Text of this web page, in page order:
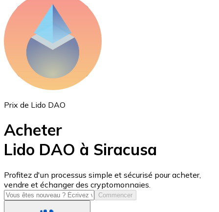
Ethereum
ETH
USD Coin
USDC
Prix de Lido DAO
Acheter
Lido DAO à Siracusa
Profitez d'un processus simple et sécurisé pour acheter,
vendre et échanger des cryptomonnaies.
Commencer